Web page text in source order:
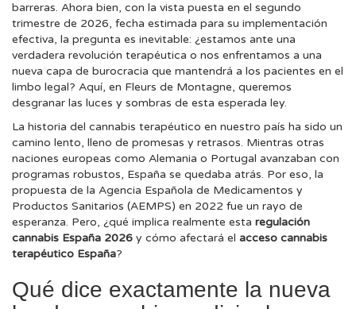
barreras. Ahora bien, con la vista puesta en el segundo
trimestre de 2026, fecha estimada para su implementación
efectiva, la pregunta es inevitable: ¿estamos ante una
verdadera revolución terapéutica o nos enfrentamos a una
nueva capa de burocracia que mantendrá a los pacientes en el
limbo legal? Aquí, en Fleurs de Montagne, queremos
desgranar las luces y sombras de esta esperada ley.
La historia del cannabis terapéutico en nuestro país ha sido un
camino lento, lleno de promesas y retrasos. Mientras otras
naciones europeas como Alemania o Portugal avanzaban con
programas robustos, España se quedaba atrás. Por eso, la
propuesta de la Agencia Española de Medicamentos y
Productos Sanitarios (AEMPS) en 2022 fue un rayo de
esperanza. Pero, ¿qué implica realmente esta regulación
cannabis España 2026 y cómo afectará el acceso cannabis
terapéutico España?
Qué dice exactamente la nueva